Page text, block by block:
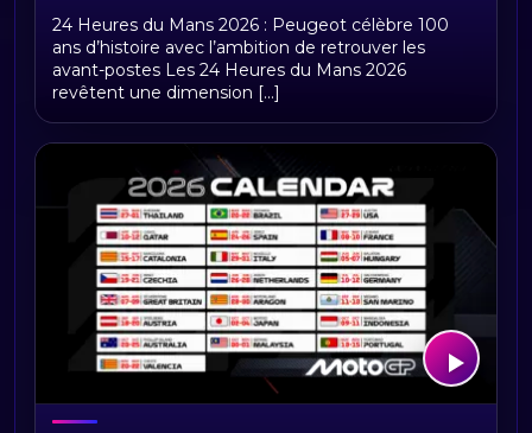
24 Heures du Mans 2026 : Peugeot
célèbre 100 ans d’histoire
24 Heures du Mans 2026 : Peugeot célèbre 100
ans d’histoire avec l’ambition de retrouver les
avant-postes Les 24 Heures du Mans 2026
revêtent une dimension [...]